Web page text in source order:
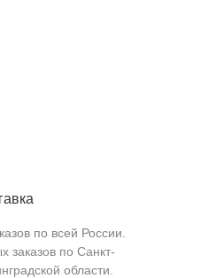
по всей России.
заказов по Санкт-
области.